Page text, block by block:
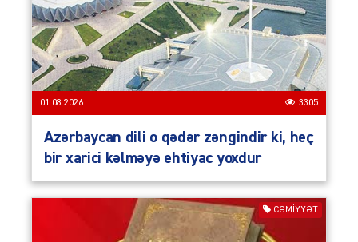
01.08.2026 3305
Azərbaycan dili o qədər zəngindir ki, heç
bir xarici kəlməyə ehtiyac yoxdur
CƏMIYYƏT